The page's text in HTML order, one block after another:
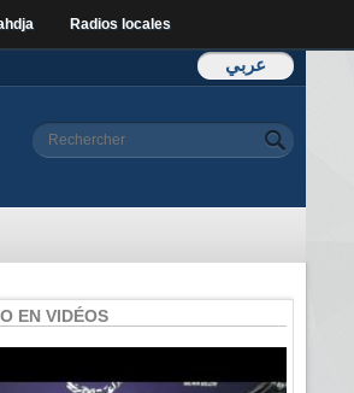
Radios locales
عربي
Formulaire de
Rechercher
EN VIDÉOS